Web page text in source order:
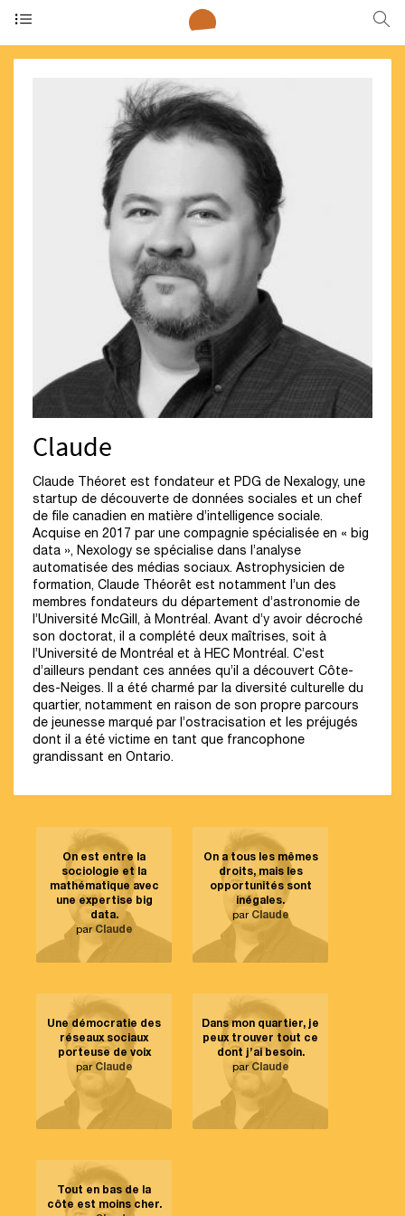
Claude
Claude Théoret est fondateur et PDG de Nexalogy, une
startup de découverte de données sociales et un chef
de file canadien en matière d’intelligence sociale.
Acquise en 2017 par une compagnie spécialisée en « big
data », Nexology se spécialise dans l’analyse
automatisée des médias sociaux. Astrophysicien de
formation, Claude Théorêt est notamment l’un des
membres fondateurs du département d’astronomie de
l’Université McGill, à Montréal. Avant d’y avoir décroché
son doctorat, il a complété deux maîtrises, soit à
l’Université de Montréal et à HEC Montréal. C’est
d’ailleurs pendant ces années qu’il a découvert Côte-
des-Neiges. Il a été charmé par la diversité culturelle du
quartier, notamment en raison de son propre parcours
de jeunesse marqué par l’ostracisation et les préjugés
dont il a été victime en tant que francophone
grandissant en Ontario.
On est entre la
sociologie et la
mathématique avec
une expertise big
data.
par Claude
On a tous les mêmes
droits, mais les
opportunités sont
inégales.
par Claude
Une démocratie des
réseaux sociaux
porteuse de voix
par Claude
Dans mon quartier, je
peux trouver tout ce
dont j’ai besoin.
par Claude
Tout en bas de la
côte est moins cher.